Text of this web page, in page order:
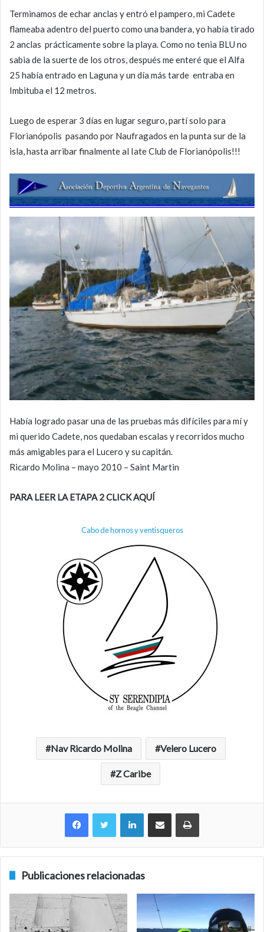
Terminamos de echar anclas y entró el pampero, mi Cadete
flameaba adentro del puerto como una bandera, yo había tirado
2 anclas prácticamente sobre la playa. Como no tenia BLU no
sabia de la suerte de los otros, después me enteré que el Alfa
25 había entrado en Laguna y un día más tarde entraba en
Imbituba el 12 metros.
Luego de esperar 3 días en lugar seguro, partí solo para
Florianópolis pasando por Naufragados en la punta sur de la
isla, hasta arribar finalmente al Iate Club de Florianópolis!!!
Había logrado pasar una de las pruebas más difíciles para mí y
mi querido Cadete, nos quedaban escalas y recorridos mucho
más amigables para el Lucero y su capitán.
Ricardo Molina – mayo 2010 – Saint Martin
PARA LEER LA ETAPA 2 CLICKAQUÍ
Cabo de hornos y ventisqueros
Nav Ricardo Molina Velero Lucero
Z Caribe
Compartir por correo electrónico
Publicaciones relacionadas